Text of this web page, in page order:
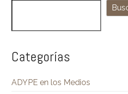
Categorías
ADYPE en los Medios